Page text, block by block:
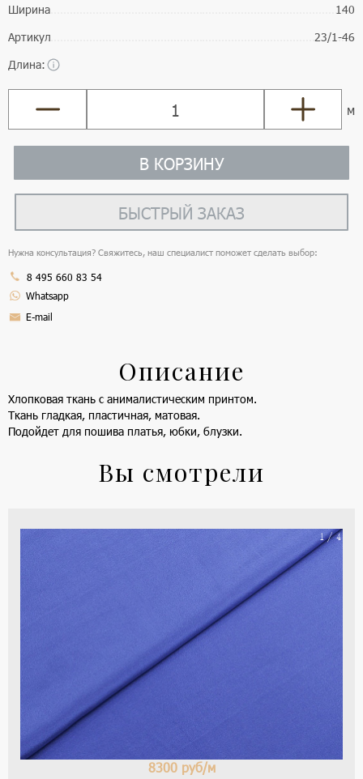
Ширина
140
Артикул
23/1-46
Длина:
м
В КОРЗИНУ
БЫСТРЫЙ ЗАКАЗ
Нужна консультация? Свяжитесь, наш специалист поможет сделать выбор:
8 495 660 83 54
Whatsapp
E-mail
Описание
Хлопковая ткань с анималистическим принтом.
Ткань гладкая, пластичная, матовая.
Подойдет для пошива платья, юбки, блузки.
Вы смотрели
1 / 4
8300 руб/м